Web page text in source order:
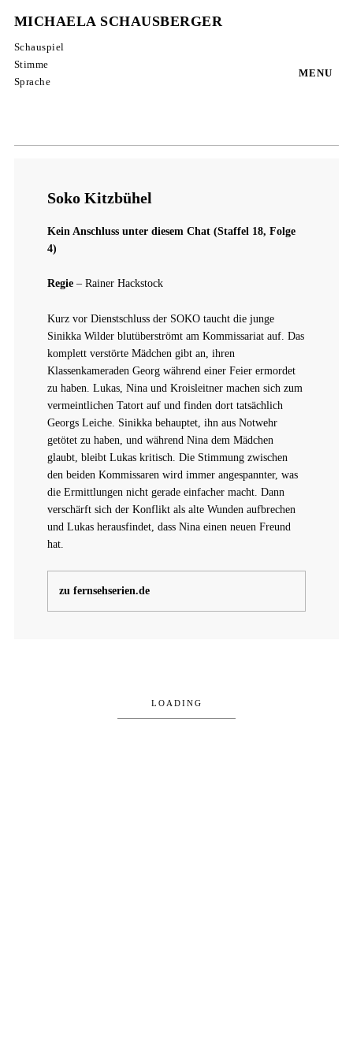
MICHAELA SCHAUSBERGER
Schauspiel
Stimme
Sprache
MENU
Soko Kitzbühel
Kein Anschluss unter diesem Chat (Staffel 18, Folge
4)
Regie – Rainer Hackstock
Kurz vor Dienstschluss der SOKO taucht die junge
Sinikka Wilder blutüberströmt am Kommissariat auf. Das
komplett verstörte Mädchen gibt an, ihren
Klassenkameraden Georg während einer Feier ermordet
zu haben. Lukas, Nina und Kroisleitner machen sich zum
vermeintlichen Tatort auf und finden dort tatsächlich
Georgs Leiche. Sinikka behauptet, ihn aus Notwehr
getötet zu haben, und während Nina dem Mädchen
glaubt, bleibt Lukas kritisch. Die Stimmung zwischen
den beiden Kommissaren wird immer angespannter, was
die Ermittlungen nicht gerade einfacher macht. Dann
verschärft sich der Konflikt als alte Wunden aufbrechen
und Lukas herausfindet, dass Nina einen neuen Freund
hat.
zu fernsehserien.de
LOADING